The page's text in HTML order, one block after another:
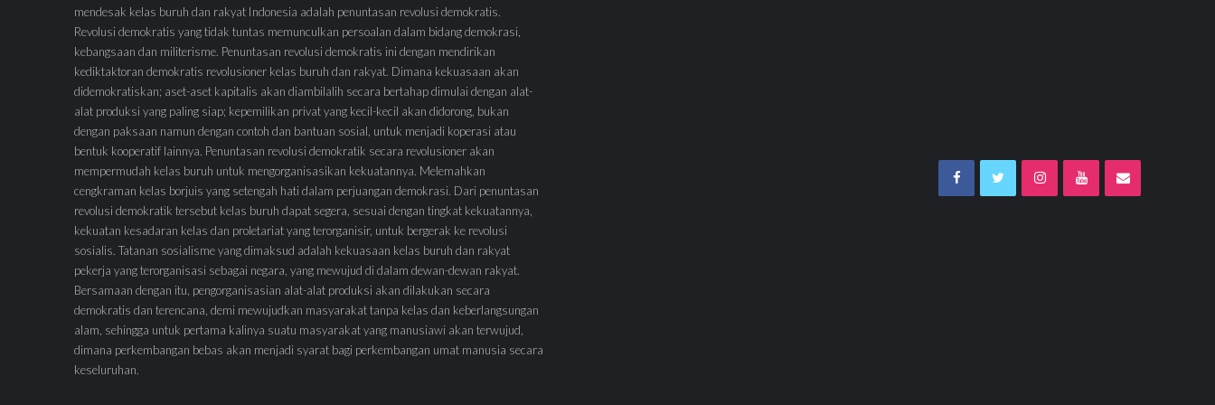
mendesak kelas buruh dan rakyat Indonesia adalah penuntasan revolusi demokratis.
Revolusi demokratis yang tidak tuntas memunculkan persoalan dalam bidang demokrasi,
kebangsaan dan militerisme. Penuntasan revolusi demokratis ini dengan mendirikan
kediktaktoran demokratis revolusioner kelas buruh dan rakyat. Dimana kekuasaan akan
didemokratiskan; aset-aset kapitalis akan diambilalih secara bertahap dimulai dengan alat-
alat produksi yang paling siap; kepemilikan privat yang kecil-kecil akan didorong, bukan
dengan paksaan namun dengan contoh dan bantuan sosial, untuk menjadi koperasi atau
bentuk kooperatif lainnya. Penuntasan revolusi demokratik secara revolusioner akan
mempermudah kelas buruh untuk mengorganisasikan kekuatannya. Melemahkan
cengkraman kelas borjuis yang setengah hati dalam perjuangan demokrasi. Dari penuntasan
revolusi demokratik tersebut kelas buruh dapat segera, sesuai dengan tingkat kekuatannya,
kekuatan kesadaran kelas dan proletariat yang terorganisir, untuk bergerak ke revolusi
sosialis. Tatanan sosialisme yang dimaksud adalah kekuasaan kelas buruh dan rakyat
pekerja yang terorganisasi sebagai negara, yang mewujud di dalam dewan-dewan rakyat.
Bersamaan dengan itu, pengorganisasian alat-alat produksi akan dilakukan secara
demokratis dan terencana, demi mewujudkan masyarakat tanpa kelas dan keberlangsungan
alam, sehingga untuk pertama kalinya suatu masyarakat yang manusiawi akan terwujud,
dimana perkembangan bebas akan menjadi syarat bagi perkembangan umat manusia secara
keseluruhan.